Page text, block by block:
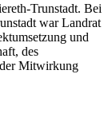
Trunstadt. Bei
war Landrat
und
des
der Mitwirkung